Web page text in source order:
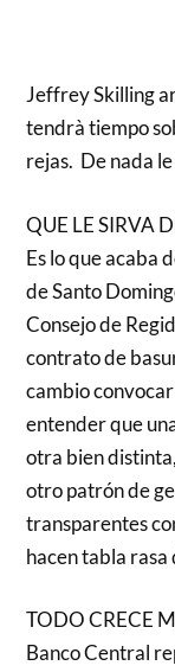
Jeffrey Skilling
tendrà tiempo
rejas. De nada
QUE LE SIRVA
Es lo que acaba
de Santo
Consejo de
contrato de
cambio
entender que
otra bien
otro patrón de
transparentes
hacen tabla rasa
TODO CRECE
Banco Central